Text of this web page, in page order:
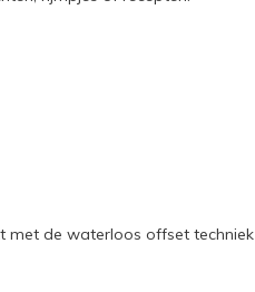
met de waterloos offset techniek